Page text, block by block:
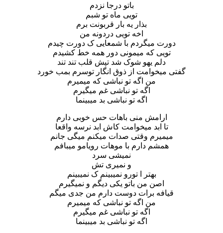
باتو درجا نزدم
تویی ماه تو شبم
بذار یه بار قربونت برم
اخه تویی دردونه من
دورت میگردم با شمعایی ک دورت چیدم
تویی که میمونی دور همه خط کشیدم
دلم یهو شوک شد تپش قلب تند تند
گفتی میخوامت از ذوق انگار توسرم بمب خورد
من اگه تو نباشی که میمیرم
اگه تو نباشی غم میگیرم
اگه تو نباشی بد میبینما
ارامش منی باهات حس خوبی دارم
تا ابد میخوامت کاش ابد نرسه واقعا
میمیرم وقتی صدات میکنم میگی جانم
همشم دارم با موهات رویامو میبافم
نمیشی سرد
و نمیری تش
بهتر ا تورو نمیبینم ک نمیبینم
اصن من باتو یکی دیگم و نمیگیرم
قیافه برات دوست دارم من جدی میگم
من اگه تو نباشی که میمیرم
اگه تو نباشی غم میگیرم
اگه تو نباشی بد میبینما